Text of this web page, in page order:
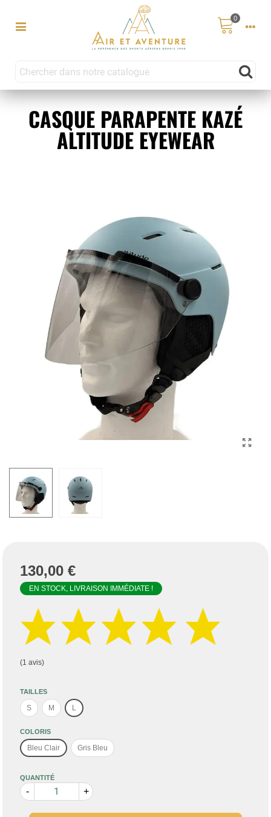
0
CASQUE PARAPENTE KAZÉ
ALTITUDE EYEWEAR
130,00 €
EN STOCK, LIVRAISON IMMÉDIATE !
(1 avis)
TAILLES
S M L
COLORIS
Bleu Clair Gris Bleu
QUANTITÉ
- +